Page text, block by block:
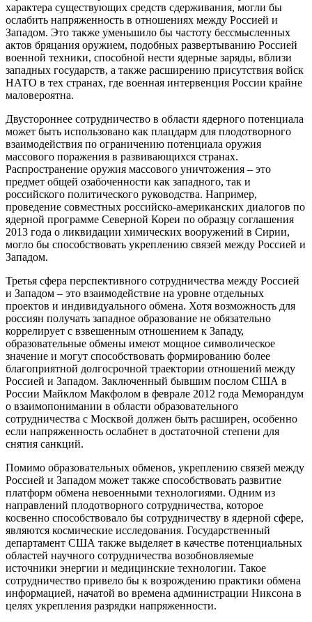
характера существующих средств сдерживания, могли бы
ослабить напряженность в отношениях между Россией и
Западом. Это также уменьшило бы частоту бессмысленных
актов бряцания оружием, подобных развертыванию Россией
военной техники, способной нести ядерные заряды, вблизи
западных государств, а также расширению присутствия войск
НАТО в тех странах, где военная интервенция России крайне
маловероятна.
Двустороннее сотрудничество в области ядерного потенциала
может быть использовано как плацдарм для плодотворного
взаимодействия по ограничению потенциала оружия
массового поражения в развивающихся странах.
Распространение оружия массового уничтожения – это
предмет общей озабоченности как западного, так и
российского политического руководства. Например,
проведение совместных российско-американских диалогов по
ядерной программе Северной Кореи по образцу соглашения
2013 года о ликвидации химических вооружений в Сирии,
могло бы способствовать укреплению связей между Россией и
Западом.
Третья сфера перспективного сотрудничества между Россией
и Западом – это взаимодействие на уровне отдельных
проектов и индивидуального обмена. Хотя возможность для
россиян получать западное образование не обязательно
коррелирует с взвешенным отношением к Западу,
образовательные обмены имеют мощное символическое
значение и могут способствовать формированию более
благоприятной долгосрочной траектории отношений между
Россией и Западом. Заключенный бывшим послом США в
России Майклом Макфолом в феврале 2012 года Меморандум
о взаимопонимании в области образовательного
сотрудничества с Москвой должен быть расширен, особенно
если напряженность ослабнет в достаточной степени для
снятия санкций.
Помимо образовательных обменов, укреплению связей между
Россией и Западом может также способствовать развитие
платформ обмена невоенными технологиями. Одним из
направлений плодотворного сотрудничества, которое
косвенно способствовало бы сотрудничеству в ядерной сфере,
являются космические исследования. Государственный
департамент США также выделяет в качестве потенциальных
областей научного сотрудничества возобновляемые
источники энергии и медицинские технологии. Такое
сотрудничество привело бы к возрождению практики обмена
информацией, начатой во времена администрации Никсона в
целях укрепления разрядки напряженности.